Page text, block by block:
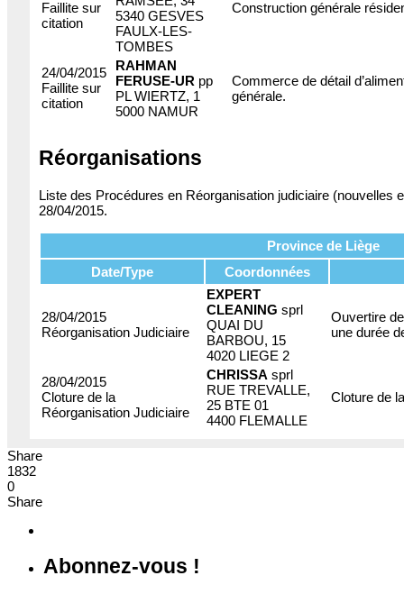
Faillite sur
citation
5340 GESVES
FAULX-LES-
TOMBES
Construction générale
24/04/2015
Faillite sur
citation
RAHMAN
FERUSE-UR pp
PL WIERTZ, 1
5000 NAMUR
Commerce de détail
générale.
Réorganisations
Liste des Procédures en Réorganisation judiciaire (nouvelles
28/04/2015.
Province de Liège
Date/Type
Coordonnées
28/04/2015
Réorganisation Judiciaire
EXPERT
CLEANING sprl
QUAI DU
BARBOU, 15
4020 LIEGE 2
Ouvertire
une durée
28/04/2015
Cloture de la
Réorganisation Judiciaire
CHRISSA sprl
RUE TREVALLE,
25 BTE 01
4400 FLEMALLE
Cloture de
Share
1832
0
Share
Abonnez-vous !